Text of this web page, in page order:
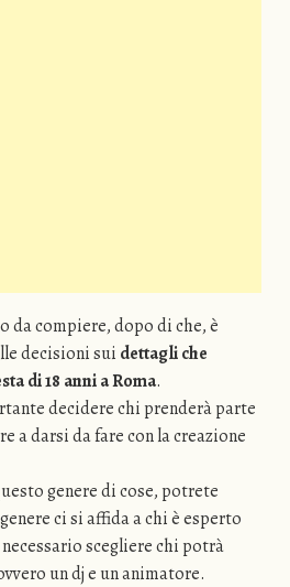
da compiere, dopo di che, è
decisioni sui dettagli che
di 18 anni a Roma.
decidere chi prenderà parte
a darsi da fare con la creazione
genere di cose, potrete
ci si affida a chi è esperto
scegliere chi potrà
un dj e un animatore.